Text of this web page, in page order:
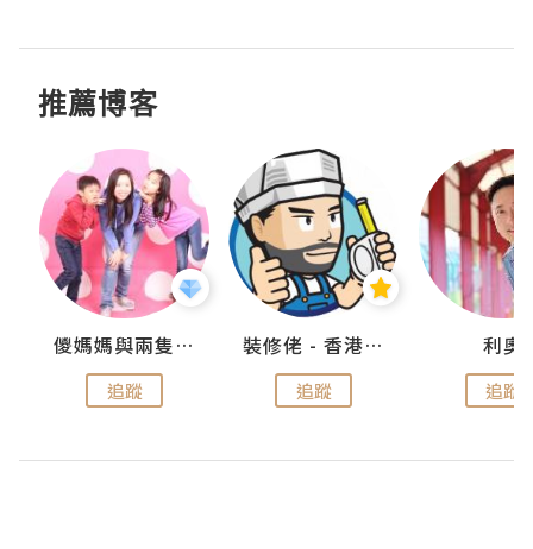
推薦博客
儍媽媽與兩隻小魔怪之家
追蹤
裝修佬 - 香港一站式網上裝修平台
追蹤
利奧
追蹤